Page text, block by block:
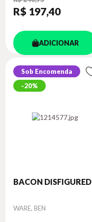
R$ 197,40
ADICIONAR
Sob Encomenda
20%
BACON DISFIGURED
Autor
WARE, BEN